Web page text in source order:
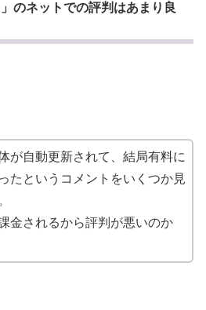
のネットでの評判はあまり良
が自動更新されて、結局有料に
たというコメントをいくつか見
金されるから評判が悪いのか